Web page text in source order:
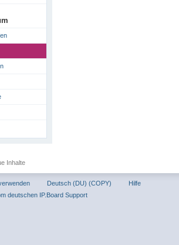
Inhalte
Deutsch (DU) (COPY)
Hilfe
deutschen IP.Board Support